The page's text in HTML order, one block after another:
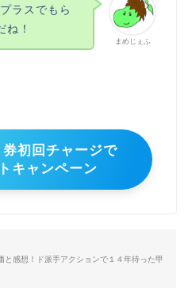
まめじぇふ
ラスでもら
ね！
初回チャージで
キャンペーン
と感想！ド派手アクションで１４年待った甲